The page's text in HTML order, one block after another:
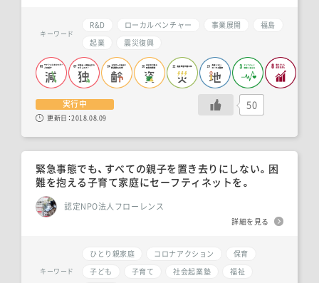
緊急事態でも、すべての親子を置き去りにしない。困
難を抱える子育て家庭にセーフティネットを。
認定NPO法人フローレンス
詳細を見る
キーワード
ひとり親家庭 コロナアクション
保育
子ども
子育て 社会起業塾
福祉
キーワード
R&D ローカルベンチャー 事業展開
福島
起業
震災復興
実行中
更新日：2018.08.09
50